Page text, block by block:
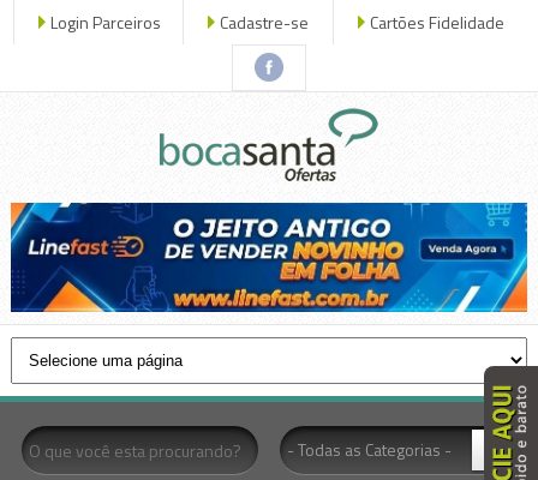
Login Parceiros Cadastre-se Cartões Fidelidade
- Todas as Categorias -